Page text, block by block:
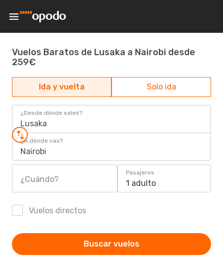
Vuelos Baratos de Lusaka a Nairobi desde
259€
Ida y vuelta Solo ida
¿Desde dónde sales?
Lusaka
¿A dónde vas?
Nairobi
¿Cuándo?
Pasajeros
1 adulto
Vuelos directos
Buscar vuelos